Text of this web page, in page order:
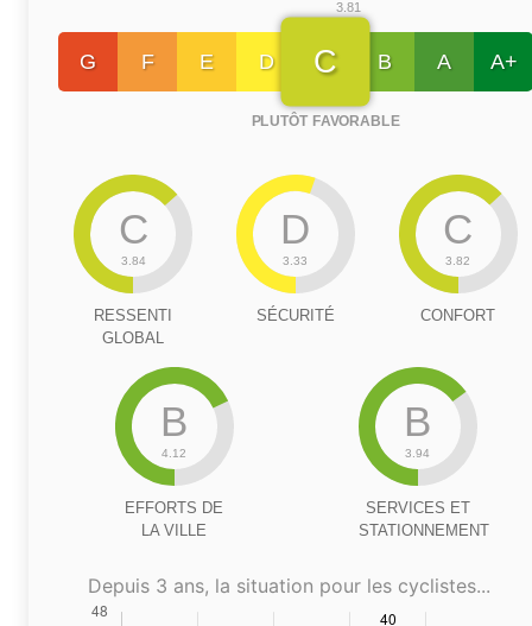
G F E D
3.81
C
PLUTÔT FAVORABLE
B A A+
C
3.84
RESSENTI
GLOBAL
D
3.33
SÉCURITÉ
C
3.82
CONFORT
B
4.12
EFFORTS DE
LA VILLE
B
3.94
SERVICES ET
STATIONNEMENT
Depuis 3 ans, la situation pour les cyclistes...